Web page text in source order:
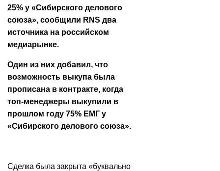
25% у «Сибирского делового
союза», сообщили RNS два
источника на российском
медиарынке.
Один из них добавил, что
возможность выкупа была
прописана в контракте, когда
топ-менеджеры выкупили в
прошлом году 75% ЕМГ у
«Сибирского делового союза».
Сделка была закрыта «буквально